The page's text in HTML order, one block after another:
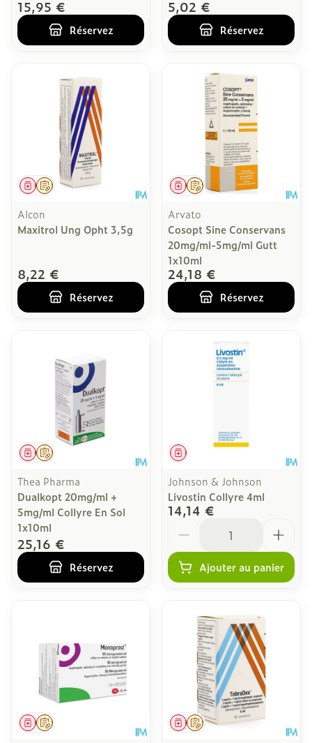
15,95 €
Réservez
5,02 €
Réservez
Sur prescription
Médicament
Alcon
Maxitrol Ung Opht 3,5g
8,22 €
Réservez
Sur prescription
Médicament
Arvato
Cosopt Sine Conservans
20mg/ml-5mg/ml Gutt
1x10ml
24,18 €
Réservez
Sur prescription
Médicament
Thea Pharma
Dualkopt 20mg/ml +
5mg/ml Collyre En Sol
1x10ml
25,16 €
Réservez
Médicament
Johnson & Johnson
Livostin Collyre 4ml
14,14 €
Ajouter au panier
Sur prescription
Médicament Sur prescription
Médicament